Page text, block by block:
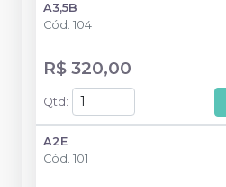
A3,5B
Cód. 104
R$ 320,00
Qtd :
A2E
Cód. 101